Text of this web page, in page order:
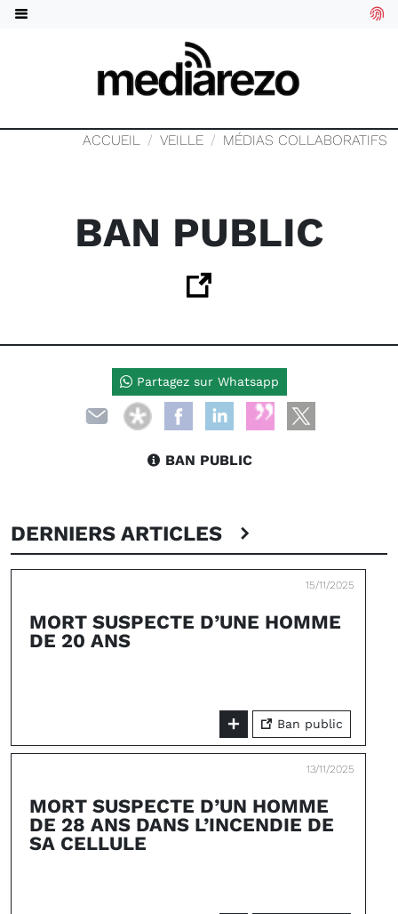
ACCUEIL VEILLE MÉDIAS COLLABORATIFS
BAN PUBLIC
BAN PUBLIC
DERNIERS ARTICLES
15/11/2025
MORT SUSPECTE D’UNE HOMME
DE 20 ANS
Ban public
13/11/2025
MORT SUSPECTE D’UN HOMME
DE 28 ANS DANS L’INCENDIE DE
SA CELLULE
Partagez sur Whatsapp